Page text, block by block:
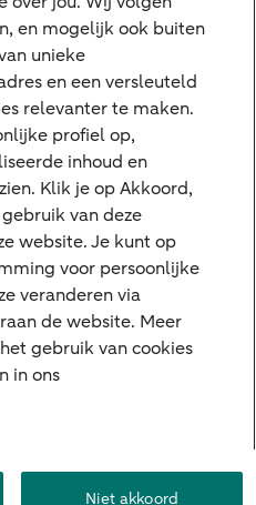
Cookie-instellingen
en mogelijk ook buiten
unieke
en een versleuteld
relevanter te maken.
profiel op,
inhoud en
Klik je op Akkoord,
van deze
website. Je kunt op
voor persoonlijke
veranderen via
de website. Meer
gebruik van cookies
in ons
Niet akkoord